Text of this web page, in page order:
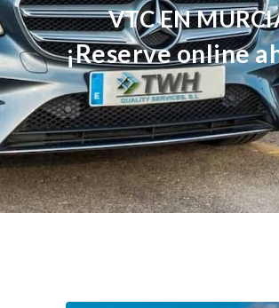
VTC EN
¡Reserve online